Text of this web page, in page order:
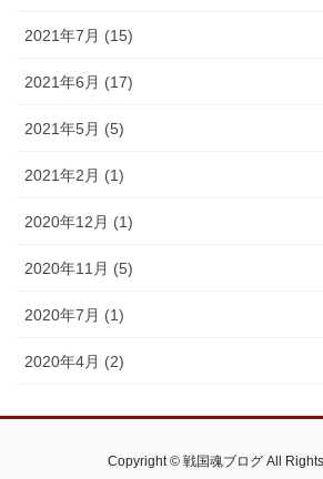
2021年7月 (15)
2021年6月 (17)
2021年5月 (5)
2021年2月 (1)
2020年12月 (1)
2020年11月 (5)
2020年7月 (1)
2020年4月 (2)
Copyright © 戦国魂ブログ All